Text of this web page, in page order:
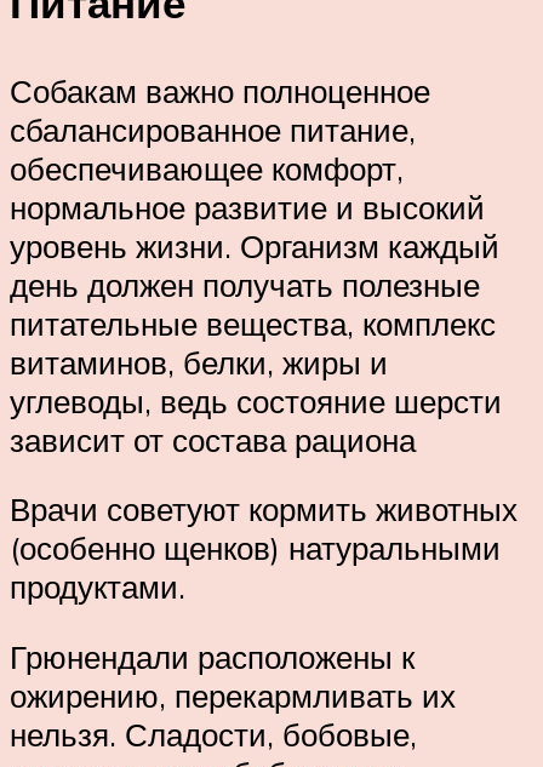
Собакам важно полноценное
сбалансированное питание,
обеспечивающее комфорт,
нормальное развитие и высокий
уровень жизни. Организм каждый
день должен получать полезные
питательные вещества, комплекс
витаминов, белки, жиры и
углеводы, ведь состояние шерсти
зависит от состава рациона
Врачи советуют кормить животных
(особенно щенков) натуральными
продуктами.
Грюнендали расположены к
ожирению, перекармливать их
нельзя. Сладости, бобовые,